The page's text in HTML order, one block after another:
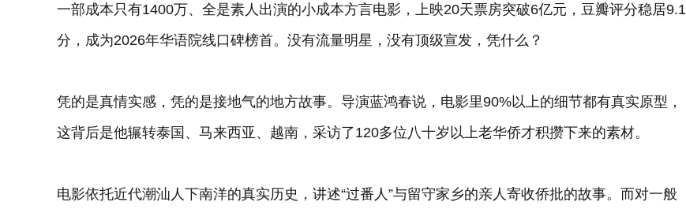
一部成本只有1400万、全是素人出演的小成本方言电影，上映20天票房突破6亿元，豆瓣评分稳居9.1
分，成为2026年华语院线口碑榜首。没有流量明星，没有顶级宣发，凭什么？
凭的是真情实感，凭的是接地气的地方故事。导演蓝鸿春说，电影里90%以上的细节都有真实原型，
这背后是他辗转泰国、马来西亚、越南，采访了120多位八十岁以上老华侨才积攒下来的素材。
电影依托近代潮汕人下南洋的真实历史，讲述“过番人”与留守家乡的亲人寄收侨批的故事。而对一般